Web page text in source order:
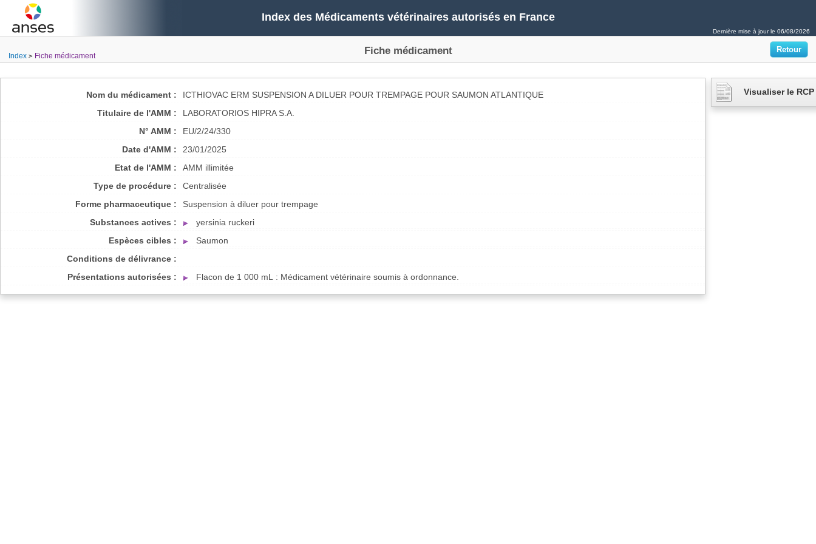
Index des Médicaments vétérinaires autorisés en France
Dernière mise à jour le 06/08/2026
Index Fiche médicament Fiche médicament
Nom du médicament :
ICTHIOVAC ERM SUSPENSION A DILUER POUR TREMPAGE POUR SAUMON ATLANTIQUE
Titulaire de l'AMM :
LABORATORIOS HIPRA S.A.
N° AMM :
EU/2/24/330
Date d'AMM :
23/01/2025
Etat de l'AMM :
AMM illimitée
Type de procédure :
Centralisée
Forme pharmaceutique :
Suspension à diluer pour trempage
Substances actives :
yersinia ruckeri
Espèces cibles :
Saumon
Conditions de délivrance :
Présentations autorisées :
Flacon de 1 000 mL : Médicament vétérinaire soumis à ordonnance.
Visualiser le RCP